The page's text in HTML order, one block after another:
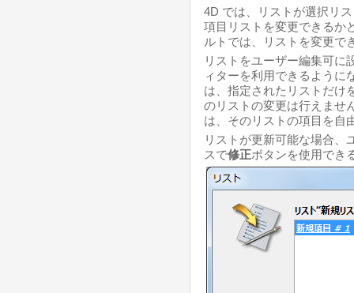
4D では、リストが選択リ
項目リストを変更できるか
ルトでは、リストを変更で
リストをユーザー編集可に
ィターを利用できるように
は、指定されたリストだけ
のリストの変更は行えませ
は、そのリストの項目を自
リストが更新可能な場合、
スで修正ボタンを使用でき